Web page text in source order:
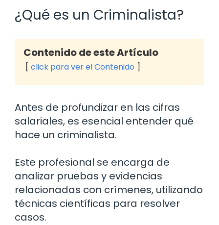
¿Qué es un Criminalista?
Contenido de este Artículo
click para ver el Contenido
Antes de profundizar en las cifras
salariales, es esencial entender qué
hace un criminalista.
Este profesional se encarga de
analizar pruebas y evidencias
relacionadas con crímenes, utilizando
técnicas científicas para resolver
casos.